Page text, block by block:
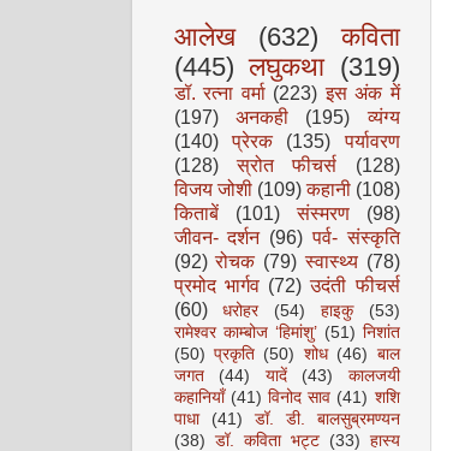
आलेख (632)
कविता
(445) लघुकथा (319)
डॉ. रत्ना वर्मा (223) इस अंक में
(197)
अनकही (195)
व्यंग्य
(140)
प्रेरक (135)
पर्यावरण
(128)
स्रोत फीचर्स
(128)
विजय जोशी (109) कहानी (108)
किताबें
(101) संस्मरण
(98)
जीवन- दर्शन (96) पर्व- संस्कृति
(92) रोचक (79) स्वास्थ्य (78)
प्रमोद भार्गव (72) उदंती फीचर्स
(60)
धरोहर (54) हाइकु
(53)
रामेश्वर काम्बोज ‘हिमांशु’ (51) निशांत
(50) प्रकृति (50) शोध (46) बाल
जगत
(44) यादें (43)
कालजयी
कहानियाँ (41) विनोद साव (41) शशि
पाधा
(41)
डॉ. डी. बालसुब्रमण्यन
(38) डॉ. कविता भट्ट (33) हास्य